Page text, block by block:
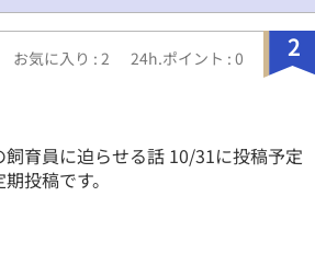
2
お気に入り : 2 24h.ポイント : 0
育員に迫らせる話 10/31に投稿予定
投稿です。